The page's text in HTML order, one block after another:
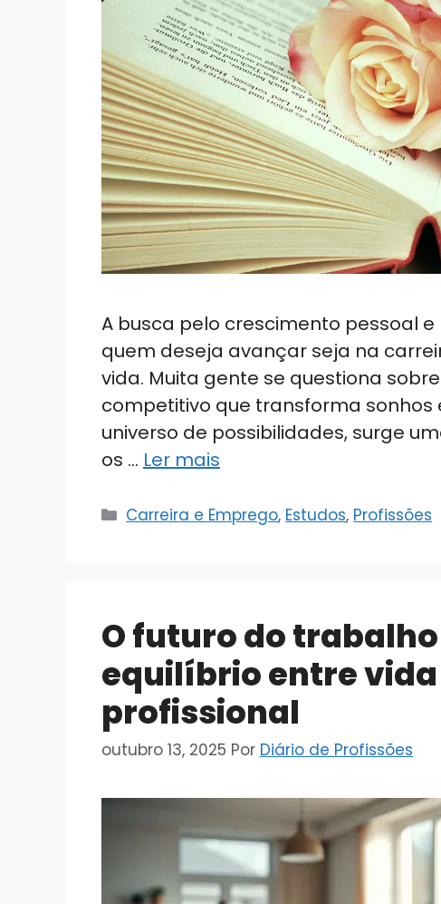
A busca pelo crescimento pessoal
quem deseja avançar seja na
vida. Muita gente se questiona
competitivo que transforma sonhos
universo de possibilidades, surge
os … Ler mais
Categorias
Carreira e Emprego, Estudos, Profissões
O futuro do
equilíbrio entre vida
profissional
outubro 13, 2025 Por Diário de Profissões